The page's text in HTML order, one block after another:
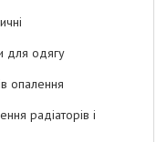
для одягу
опалення
радіаторів і